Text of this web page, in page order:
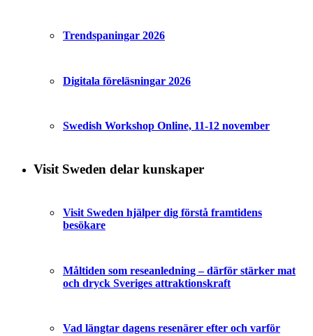
Trendspaningar 2026
Digitala föreläsningar 2026
Swedish Workshop Online, 11-12 november
Visit Sweden delar kunskaper
Visit Sweden hjälper dig förstå framtidens
besökare
Måltiden som reseanledning – därför stärker mat
och dryck Sveriges attraktionskraft
Vad längtar dagens resenärer efter och varför